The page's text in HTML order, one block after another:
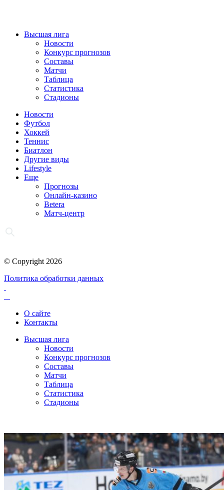
Высшая лига
Новости
Конкурс прогнозов
Составы
Матчи
Таблица
Статистика
Стадионы
Новости
Футбол
Хоккей
Теннис
Биатлон
Другие виды
Lifestyle
Еще
Прогнозы
Онлайн-казино
Betera
Матч-центр
© Copyright 2026
Политика обработки данных
О сайте
Контакты
Высшая лига
Новости
Конкурс прогнозов
Составы
Матчи
Таблица
Статистика
Стадионы